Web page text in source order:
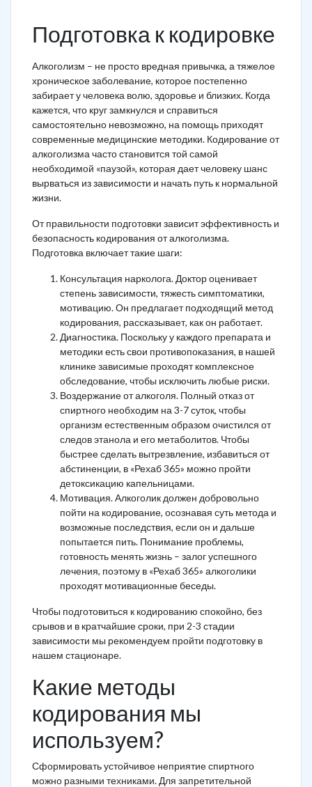
Подготовка к кодировке
Алкоголизм – не просто вредная привычка, а тяжелое
хроническое заболевание, которое постепенно
забирает у человека волю, здоровье и близких. Когда
кажется, что круг замкнулся и справиться
самостоятельно невозможно, на помощь приходят
современные медицинские методики. Кодирование от
алкоголизма часто становится той самой
необходимой «паузой», которая дает человеку шанс
вырваться из зависимости и начать путь к нормальной
жизни.
От правильности подготовки зависит эффективность и
безопасность кодирования от алкоголизма.
Подготовка включает такие шаги:
Консультация нарколога. Доктор оценивает
степень зависимости, тяжесть симптоматики,
мотивацию. Он предлагает подходящий метод
кодирования, рассказывает, как он работает.
Диагностика. Поскольку у каждого препарата и
методики есть свои противопоказания, в нашей
клинике зависимые проходят комплексное
обследование, чтобы исключить любые риски.
Воздержание от алкоголя. Полный отказ от
спиртного необходим на 3-7 суток, чтобы
организм естественным образом очистился от
следов этанола и его метаболитов. Чтобы
быстрее сделать вытрезвление, избавиться от
абстиненции, в «Рехаб 365» можно пройти
детоксикацию капельницами.
Мотивация. Алкоголик должен добровольно
пойти на кодирование, осознавая суть метода и
возможные последствия, если он и дальше
попытается пить. Понимание проблемы,
готовность менять жизнь – залог успешного
лечения, поэтому в «Рехаб 365» алкоголики
проходят мотивационные беседы.
Чтобы подготовиться к кодированию спокойно, без
срывов и в кратчайшие сроки, при 2-3 стадии
зависимости мы рекомендуем пройти подготовку в
нашем стационаре.
Какие методы
кодирования мы
используем?
Сформировать устойчивое неприятие спиртного
можно разными техниками. Для запретительной